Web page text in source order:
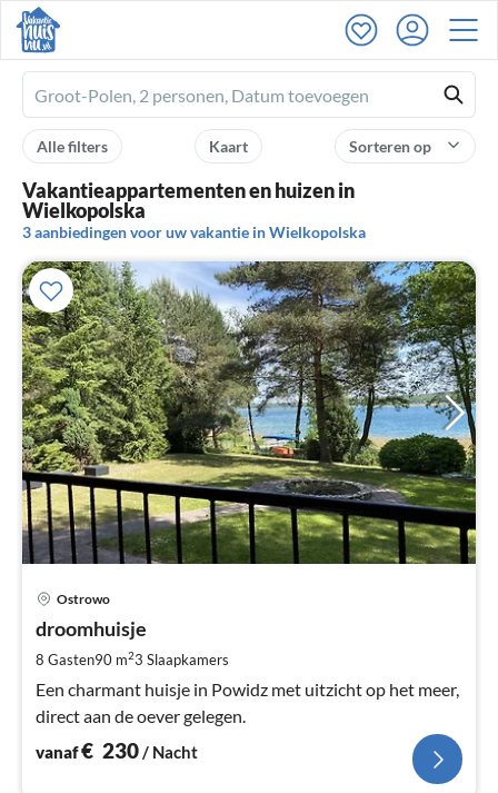
Ferienhausmiete
logo
Sorteren op
Kaart
Alle filters
Vakantieappartementen en huizen in
Wielkopolska
3 aanbiedingen voor uw vakantie in Wielkopolska
Ostrowo
droomhuisje
8 Gasten90 m23 Slaapkamers
Een charmant huisje in Powidz met uitzicht op het meer,
direct aan de oever gelegen.
vanaf€ 230/ Nacht